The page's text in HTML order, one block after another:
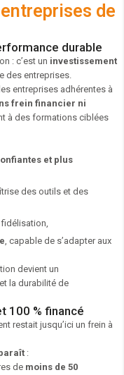
de
durable
: c’est un investissement
des entreprises.
entreprises adhérentes à
frein financier ni
à des formations ciblées
et plus
des outils et des
, capable de s’adapter aux
devient un
la durabilité de
100 % financé
restait jusqu’ici un frein à
:
de moins de 50